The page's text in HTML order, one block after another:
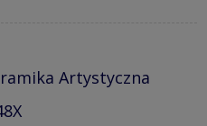
Artystyczna